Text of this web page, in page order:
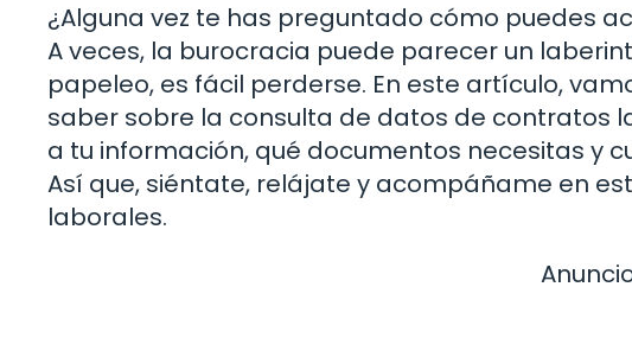
¿Alguna vez te has preguntado cómo puedes
A veces, la burocracia puede parecer un
papeleo, es fácil perderse. En este artículo,
saber sobre la consulta de datos de contratos
a tu información, qué documentos necesitas y
Así que, siéntate, relájate y acompáñame en
laborales.